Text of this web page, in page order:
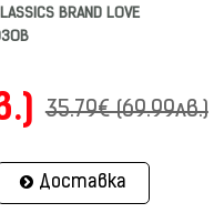
BRAND LOVE
35.79€ (69.99лв.)
Доставка